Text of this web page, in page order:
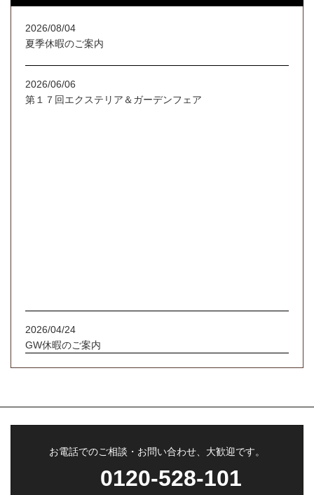
2026/08/04
夏季休暇のご案内
2026/06/06
第１７回エクステリア＆ガーデンフェア
2026/04/24
GW休暇のご案内
お電話でのご相談・お問い合わせ、大歓迎です。
0120-528-101